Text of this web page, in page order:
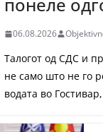
06.08.2026
Талогот од СДС и
не само што не го
водата во